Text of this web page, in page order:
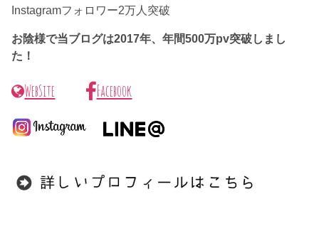
Instagramフォロワー2万人突破
お陰様で当ブログは2017年、年間500万pv突破しまし
た！
WebSite Facebook